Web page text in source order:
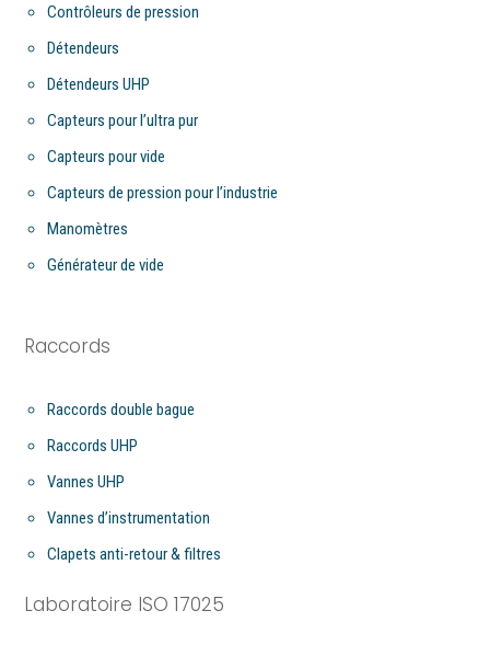
Contrôleurs de pression
Détendeurs
Détendeurs UHP
Capteurs pour l’ultra pur
Capteurs pour vide
Capteurs de pression pour l’industrie
Manomètres
Générateur de vide
Raccords
Raccords double bague
Raccords UHP
Vannes UHP
Vannes d’instrumentation
Clapets anti-retour & filtres
Laboratoire ISO 17025